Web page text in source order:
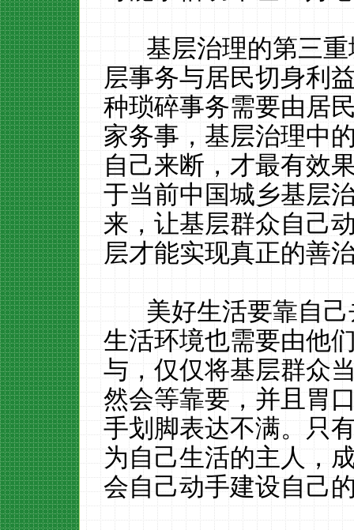
基层治理的第三重
层事务与居民切身利
种琐碎事务需要由居
家务事，基层治理中
自己来断，才最有效
于当前中国城乡基层
来，让基层群众自己
层才能实现真正的善
美好生活要靠自己
生活环境也需要由他
与，仅仅将基层群众
然会等靠要，并且胃
手划脚表达不满。只
为自己生活的主人，
会自己动手建设自己